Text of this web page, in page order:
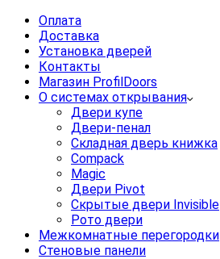
Оплата
Доставка
Установка дверей
Контакты
Магазин ProfilDoors
О системах открывания
Двери купе
Двери-пенал
Складная дверь книжка
Compack
Magic
Двери Pivot
Скрытые двери Invisible
Рото двери
Межкомнатные перегородки
Стеновые панели